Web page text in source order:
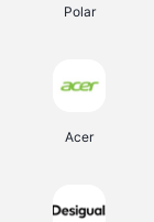
Polar
Acer